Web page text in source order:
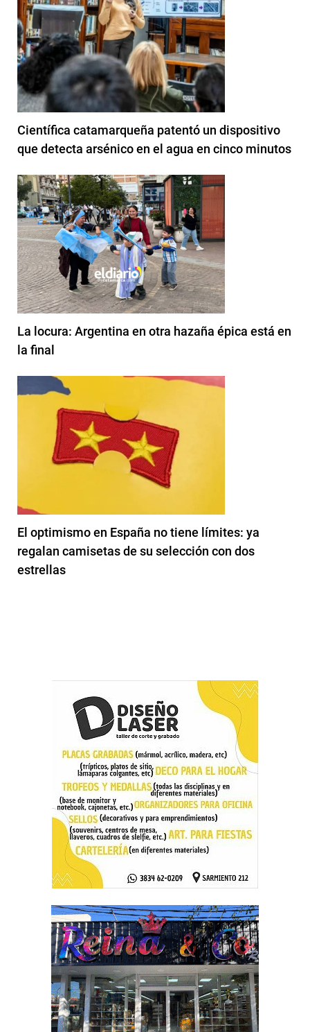
Científica catamarqueña patentó un dispositivo
que detecta arsénico en el agua en cinco minutos
La locura: Argentina en otra hazaña épica está en
la final
El optimismo en España no tiene límites: ya
regalan camisetas de su selección con dos
estrellas